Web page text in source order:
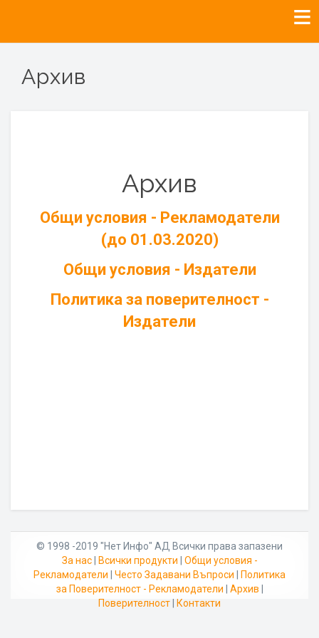
Архив
Архив
Общи условия - Рекламодатели
(до 01.03.2020)
Общи условия - Издатели
Политика за поверителност -
Издатели
© 1998 -2019 "Нет Инфо" АД Всички права запазени
За нас| Всички продукти
Общи условия -
Рекламодатели
Често Задавани Въпроси
Политика
за Поверителност - Рекламодатели
Архив
Поверителност
Контакти